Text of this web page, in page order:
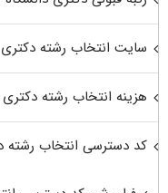
سایت انتخاب رشته دکتری
هزینه انتخاب رشته
کد دسترسی انتخاب رشته